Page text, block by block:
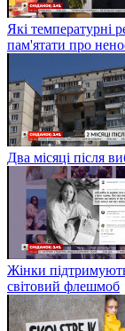
Які температурні
пам'ятати про
Два місяці після
Жінки
світовий флешмоб